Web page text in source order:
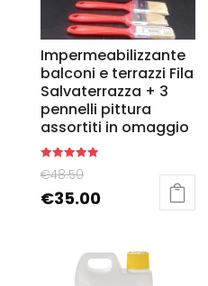
Impermeabilizzante
balconi e terrazzi Fila
Salvaterrazza + 3
pennelli pittura
assortiti in omaggio
Rated
5.00
€48.50
€35.00